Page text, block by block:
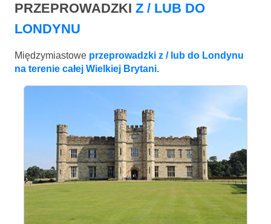
PRZEPROWADZKI Z / LUB DO
LONDYNU
Międzymiastowe przeprowadzki z / lub do Londynu
na terenie całej Wielkiej Brytani.